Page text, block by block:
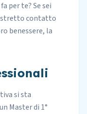
per te? Se sei
stretto contatto
benessere, la
si sta
Master di 1°